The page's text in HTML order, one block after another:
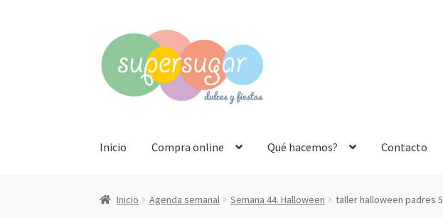
a
la
navegación
al
contenido
Inicio Compra online Qué hacemos? Contacto
Inicio Agenda semanal Semana 44. Halloween taller halloween padres 5